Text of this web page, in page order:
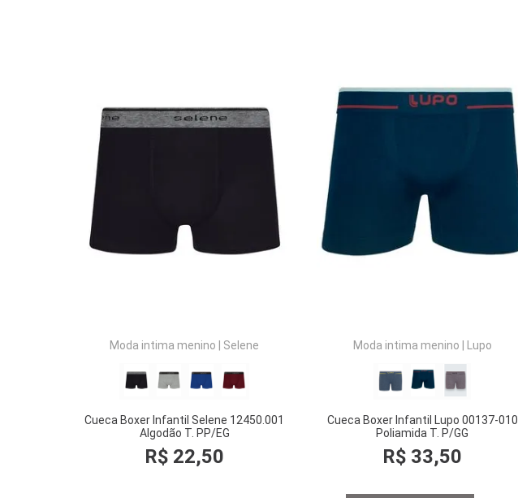
Moda intima menino Selene
Cueca Boxer Infantil Selene 12450.001
Algodão T. PP/EG
R$ 22,50
COMPRAR
Moda intima menino Lupo
Cueca Boxer Infantil Lupo 00137-010
Poliamida T. P/GG
R$ 33,50
COMPRAR